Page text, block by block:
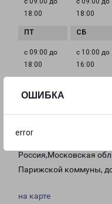
ОШИБКА
error
18:00
18:00
с 09:00 до
18:00
с 10:00 до
16:00
Россия,Московская
Парижской коммуны,
на карте